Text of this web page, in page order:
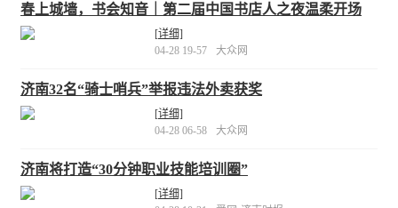
春上城墙，书会知音｜第二届中国书店人之夜温柔开场
[详细]
04-28 19-57
大众网
济南32名“骑士哨兵”举报违法外卖获奖
[详细]
04-28 06-58
大众网
济南将打造“30分钟职业技能培训圈”
[详细]